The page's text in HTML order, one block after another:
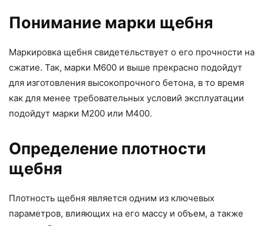
Понимание марки щебня
Маркировка щебня свидетельствует о его прочности на
сжатие. Так, марки М600 и выше прекрасно подойдут
для изготовления высокопрочного бетона, в то время
как для менее требовательных условий эксплуатации
подойдут марки М200 или М400.
Определение плотности
щебня
Плотность щебня является одним из ключевых
параметров, влияющих на его массу и объем, а также